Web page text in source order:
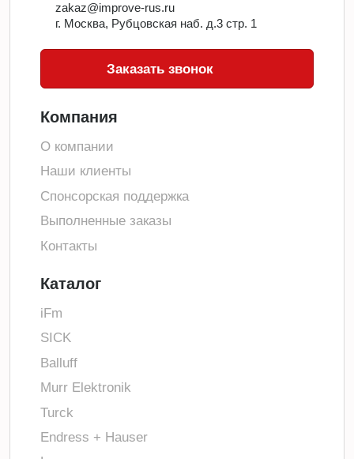
zakaz@improve-rus.ru
г. Москва, Рубцовская наб. д.3 стр. 1
Заказать звонок
Компания
О компании
Наши клиенты
Спонсорская поддержка
Выполненные заказы
Контакты
Каталог
iFm
SICK
Balluff
Murr Elektronik
Turck
Endress + Hauser